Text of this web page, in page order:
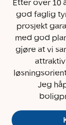
Etter over 10
god faglig
prosjekt
med god
gjøre at vi
Jeg